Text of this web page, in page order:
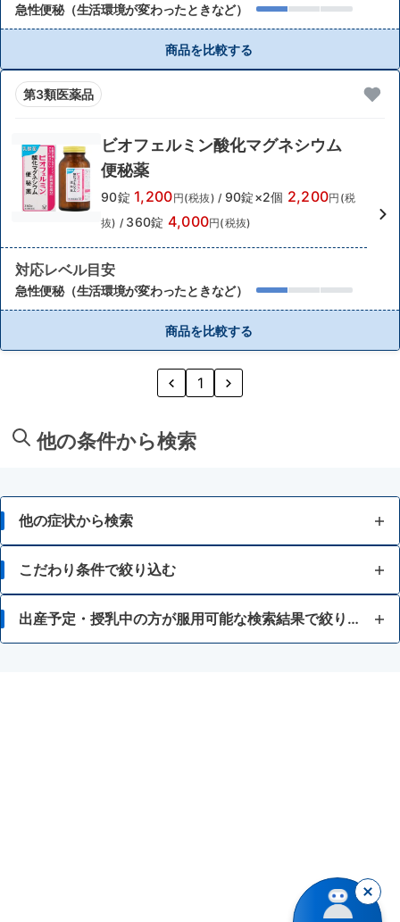
急性便秘（生活環境が変わったときなど）
商品を比較する
第3類医薬品
ビオフェルミン酸化マグネシウム
便秘薬
90錠 1,200円(税抜) / 90錠×2個 2,200円(税
抜) / 360錠 4,000円(税抜)
対応レベル目安
急性便秘（生活環境が変わったときなど）
商品を比較する
1
他の条件から検索
他の症状から検索
胃痛
胸焼け
はきけ・むかつき
こだわり条件で絞り込む
15歳未満 出産予定・授乳中の方が服用可能な検索結果で絞り込む